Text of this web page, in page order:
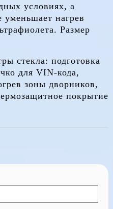
условиях, а
нагрев
Размер
стекла: подготовка
для VIN-кода,
зоны дворников,
покрытие